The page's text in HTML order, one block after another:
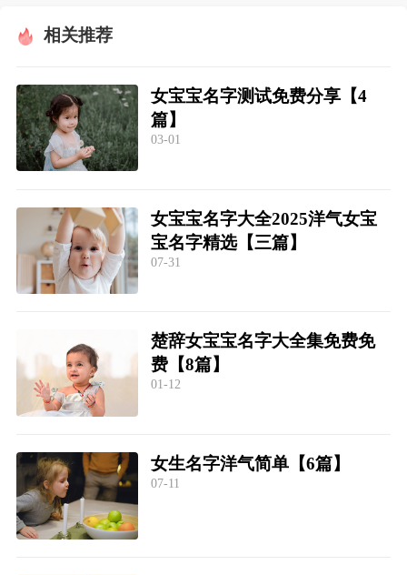
相关推荐
女宝宝名字测试免费分享【4
篇】
03-01
女宝宝名字大全2025洋气女宝
宝名字精选【三篇】
07-31
楚辞女宝宝名字大全集免费免
费【8篇】
01-12
女生名字洋气简单【6篇】
07-11